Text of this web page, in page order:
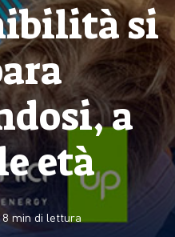
si
a
età
8 min di lettura